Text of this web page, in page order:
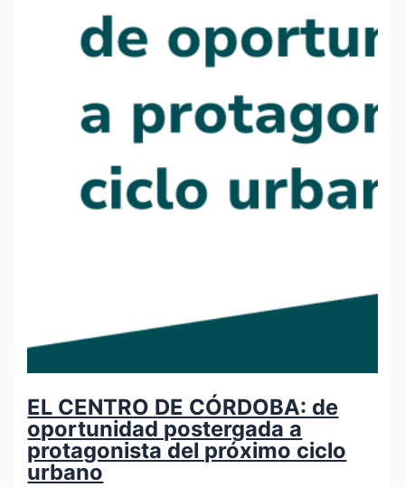
EL CENTRO DE CÓRDOBA: de
oportunidad postergada a
protagonista del próximo ciclo
urbano